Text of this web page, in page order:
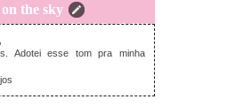
the sky
sexta-feira, julho 15, 2016
Adotei esse tom pra minha